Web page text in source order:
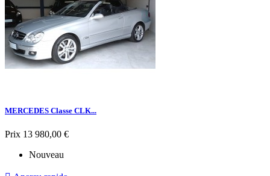
MERCEDES Classe CLK...
Prix 13 980,00 €
Nouveau